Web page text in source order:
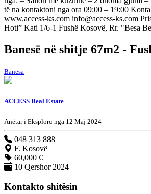
të na kontaktoni nga ora 09:00 – 19:00
www.access-ks.com info@access-ks.com
Hoti” Kati 1/6-1 Fushë Kosovë, Rr. "Besa
Banesë në shitje 67m2 -
Banesa
ACCESS Real Estate
Anëtar i Eksploro nga 12 Maj 2024
048 313 888
F. Kosovë
60,000 €
10 Qershor 2024
Kontakto shitësin